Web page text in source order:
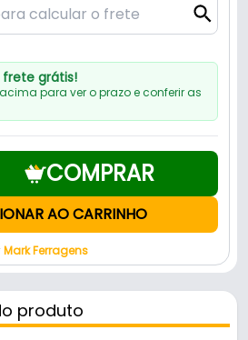
grátis!
acima para ver o prazo e conferir as
COMPRAR
AO CARRINHO
Mark Ferragens
produto